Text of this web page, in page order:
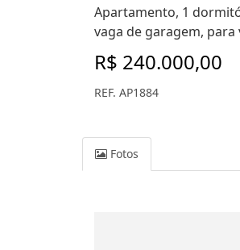
Apartamento, 1
vaga de garagem, para
R$ 240.000,00
REF. AP1884
Fotos